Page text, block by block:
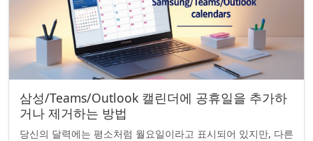
삼성/Teams/Outlook 캘린더에 공휴일을 추가하
거나 제거하는 방법
당신의 달력에는 평소처럼 월요일이라고 표시되어 있지만, 다른